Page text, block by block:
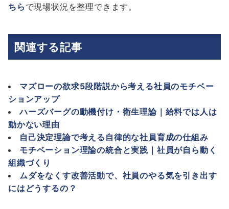
ちら で現場状況を整理できます。
関連する記事
マズローの欲求5段階説から考える社員のモチベー
ションアップ
ハーズバーグの動機付け・衛生理論｜給料では人は
動かない理由
自己決定理論で考える自律的な社員育成の仕組み
モチベーション理論の統合と実践｜社員が自ら動く
組織づくり
ムダをなくす改善活動で、社員のやる気を引き出す
にはどうするの？